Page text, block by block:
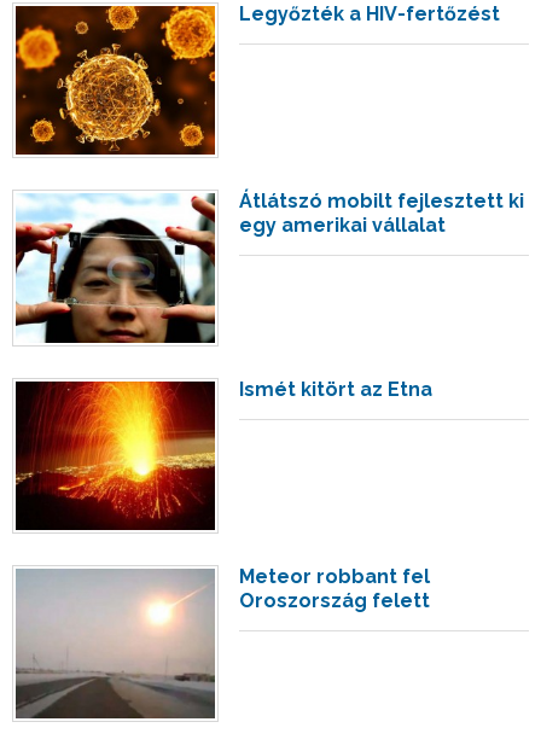
Legyőzték a HIV-fertőzést
Átlátszó mobilt fejlesztett ki
egy amerikai vállalat
Ismét kitört az Etna
Meteor robbant fel
Oroszország felett